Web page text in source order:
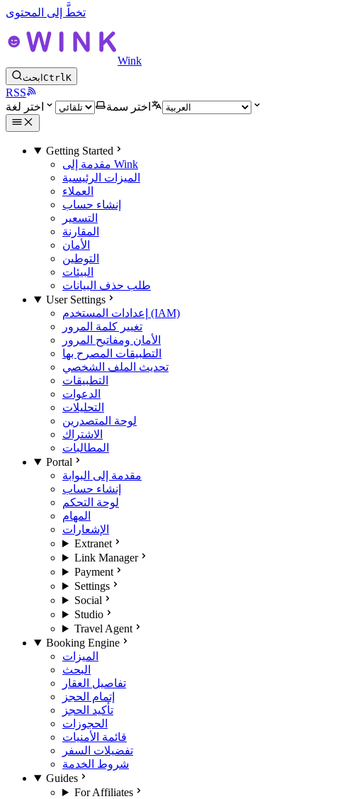
تخطَّ إلى المحتوى
Wink
ابحث CtrlK
RSS
اختر سمة
اختر لغة
Getting Started
مقدمة إلى Wink
الميزات الرئيسية
العملاء
إنشاء حساب
التسعير
المقارنة
الأمان
التوطين
البيئات
طلب حذف البيانات
User Settings
إعدادات المستخدم (IAM)
تغيير كلمة المرور
الأمان ومفاتيح المرور
التطبيقات المصرح بها
تحديث الملف الشخصي
التطبيقات
الدعوات
التحليلات
لوحة المتصدرين
الاشتراك
المطالبات
Portal
مقدمة إلى البوابة
إنشاء حساب
لوحة التحكم
المهام
الإشعارات
Extranet
Link Manager
Payment
Settings
Social
Studio
Travel Agent
Booking Engine
الميزات
البحث
تفاصيل العقار
إتمام الحجز
تأكيد الحجز
الحجوزات
قائمة الأمنيات
تفضيلات السفر
شروط الخدمة
Guides
For Affiliates